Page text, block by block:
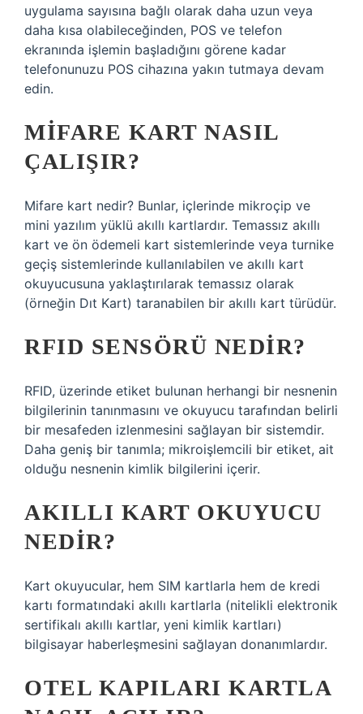
uygulama sayısına bağlı olarak daha uzun veya
daha kısa olabileceğinden, POS ve telefon
ekranında işlemin başladığını görene kadar
telefonunuzu POS cihazına yakın tutmaya devam
edin.
MIFARE KART NASIL
ÇALIŞIR?
Mifare kart nedir? Bunlar, içlerinde mikroçip ve
mini yazılım yüklü akıllı kartlardır. Temassız akıllı
kart ve ön ödemeli kart sistemlerinde veya turnike
geçiş sistemlerinde kullanılabilen ve akıllı kart
okuyucusuna yaklaştırılarak temassız olarak
(örneğin Dıt Kart) taranabilen bir akıllı kart türüdür.
RFID SENSÖRÜ NEDIR?
RFID, üzerinde etiket bulunan herhangi bir nesnenin
bilgilerinin tanınmasını ve okuyucu tarafından belirli
bir mesafeden izlenmesini sağlayan bir sistemdir.
Daha geniş bir tanımla; mikroişlemcili bir etiket, ait
olduğu nesnenin kimlik bilgilerini içerir.
AKILLI KART OKUYUCU
NEDIR?
Kart okuyucular, hem SIM kartlarla hem de kredi
kartı formatındaki akıllı kartlarla (nitelikli elektronik
sertifikalı akıllı kartlar, yeni kimlik kartları)
bilgisayar haberleşmesini sağlayan donanımlardır.
OTEL KAPILARI KARTLA